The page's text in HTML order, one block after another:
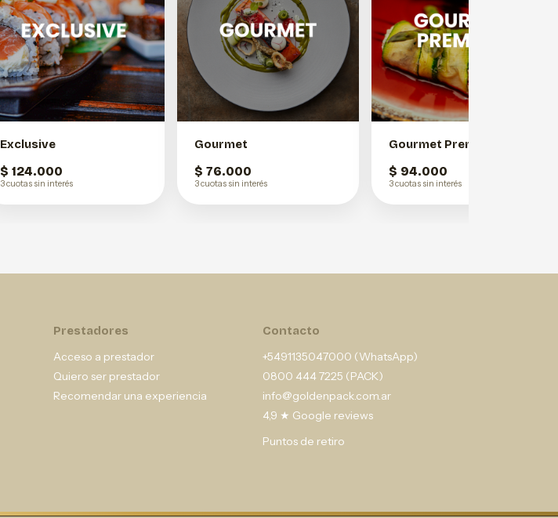
Exclusive
$ 124.000
3 cuotas sin interés
Gourmet
$ 76.000
3 cuotas sin interés
Gourmet Premium
$ 94.000
3 cuotas sin interés
Prestadores
Acceso a prestador
Quiero ser prestador
Recomendar una experiencia
Contacto
+5491135047000 (WhatsApp)
0800 444 7225 (PACK)
info@goldenpack.com.ar
4,9 ★ Google reviews
Puntos de retiro